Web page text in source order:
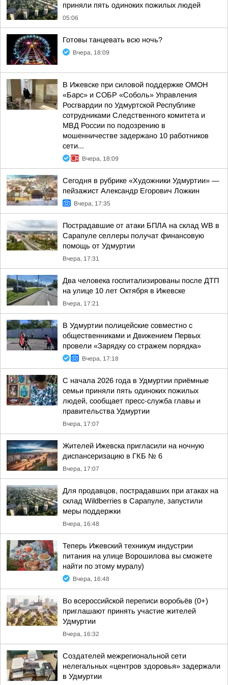
приняли пять одиноких пожилых людей
05:06
Готовы танцевать всю ночь?
Вчера, 18:09
В Ижевске при силовой поддержке ОМОН
«Барс» и СОБР «Соболь» Управления
Росгвардии по Удмуртской Республике
сотрудниками Следственного комитета и
МВД России по подозрению в
мошенничестве задержано 10 работников
сети...
Вчера, 18:09
Сегодня в рубрике «Художники Удмуртии» —
пейзажист Александр Егорович Ложкин
Вчера, 17:35
Пострадавшие от атаки БПЛА на склад WB в
Сарапуле селлеры получат финансовую
помощь от Удмуртии
Вчера, 17:31
Два человека госпитализированы после ДТП
на улице 10 лет Октября в Ижевске
Вчера, 17:21
В Удмуртии полицейские совместно с
общественниками и Движением Первых
провели «Зарядку со стражем порядка»
Вчера, 17:18
С начала 2026 года в Удмуртии приёмные
семьи приняли пять одиноких пожилых
людей, сообщает пресс-служба главы и
правительства Удмуртии
Вчера, 17:07
Жителей Ижевска пригласили на ночную
диспансеризацию в ГКБ № 6
Вчера, 17:07
Для продавцов, пострадавших при атаках на
склад Wildberries в Сарапуле, запустили
меры поддержки
Вчера, 16:48
Теперь Ижевский техникум индустрии
питания на улице Ворошилова вы сможете
найти по этому муралу)
Вчера, 16:48
Во всероссийской переписи воробьёв (0+)
приглашают принять участие жителей
Удмуртии
Вчера, 16:32
Создателей межрегиональной сети
нелегальных «центров здоровья» задержали
в Удмуртии